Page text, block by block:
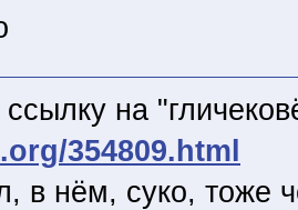
на
354809.html
в нём, суко, тоже